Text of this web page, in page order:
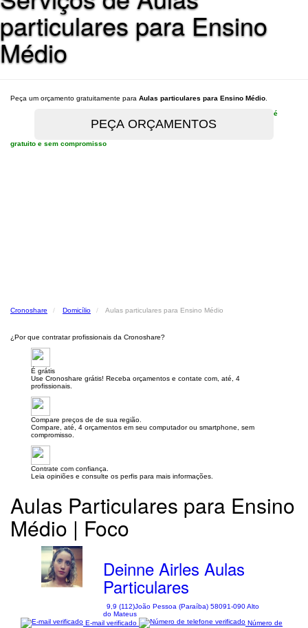
particulares para Ensino
Médio
Peça um orçamento gratuitamente para Aulas particulares para Ensino Médio
é
gratuito e sem compromisso
Cronoshare Domicílio Aulas particulares para Ensino Médio
¿Por que contratar profissionais da Cronoshare?
É grátis
Use Cronoshare grátis! Receba orçamentos e contate com, até, 4
profissionais.
Compare preços de de sua região.
Compare, até, 4 orçamentos em seu computador ou smartphone, sem
compromisso.
Contrate com confiança.
Leia opiniões e consulte os perfis para mais informações.
Aulas Particulares para Ensino
Médio | Foco
Deinne Airles Aulas
Particulares
9,9 (112)João Pessoa (Paraíba) 58091-090 Alto
do Mateus
E-mail verificado
Número de